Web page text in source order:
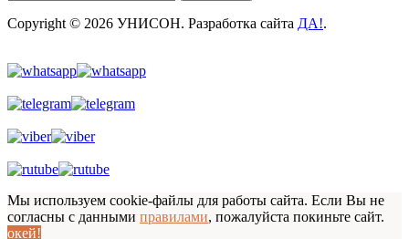
Copyright © 2026 УНИСОН. Разработка сайта ДА!.
Мы используем cookie-файлы для работы сайта. Если Вы не
согласны с данными правилами, пожалуйста покиньте сайт.
окей!